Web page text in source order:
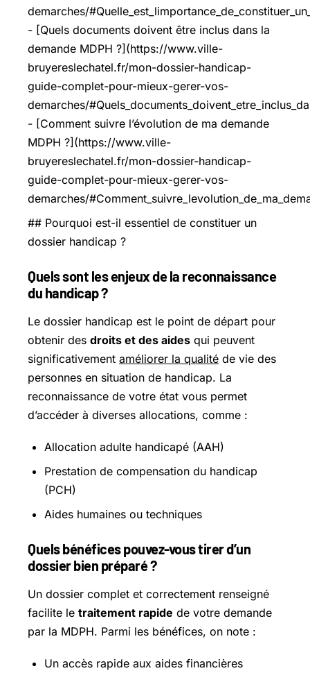
demarches/
- [Quels documents doivent être inclus dans la
demande MDPH ?](https://www.ville-
bruyereslechatel.fr/mon-dossier-handicap-
guide-complet-pour-mieux-gerer-vos-
demarches/
- [Comment suivre l’évolution de ma demande
MDPH ?](https://www.ville-
bruyereslechatel.fr/mon-dossier-handicap-
guide-complet-pour-mieux-gerer-vos-
demarches/
## Pourquoi est-il essentiel de constituer un
dossier handicap ?
Quels sont les enjeux de la reconnaissance
du handicap ?
Le dossier handicap est le point de départ pour
obtenir des droits et des aides qui peuvent
significativement améliorer la qualité de vie des
personnes en situation de handicap. La
reconnaissance de votre état vous permet
d’accéder à diverses allocations, comme :
Allocation adulte handicapé (AAH)
Prestation de compensation du handicap
(PCH)
Aides humaines ou techniques
Quels bénéfices pouvez-vous tirer d’un
dossier bien préparé ?
Un dossier complet et correctement renseigné
facilite le traitement rapide de votre demande
par la MDPH. Parmi les bénéfices, on note :
Un accès rapide aux aides financières